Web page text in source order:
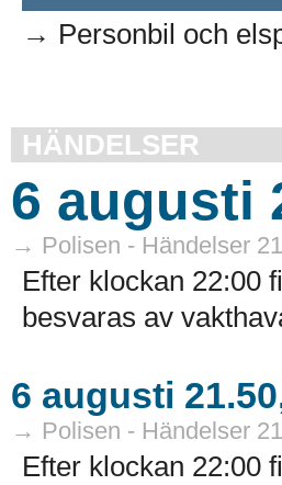
→ Personbil och
HÄNDELSER
6 augusti
→ Polisen - Händelser
Efter klockan 22:00
besvaras av
6 augusti
→ Polisen - Händelser
Efter klockan 22:00